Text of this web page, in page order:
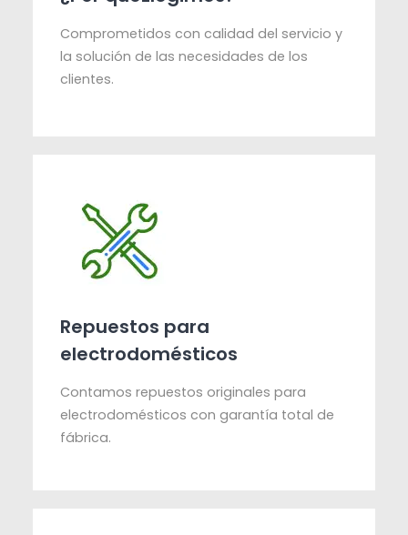
Comprometidos con calidad del servicio y
la solución de las necesidades de los
clientes.
Repuestos para
electrodomésticos
Contamos repuestos originales para
electrodomésticos con garantía total de
fábrica.